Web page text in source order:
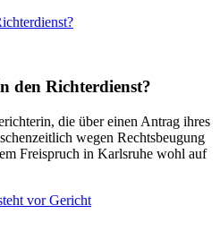
den Richterdienst?
die über einen Antrag ihres
wegen Rechtsbeugung
Freispruch in Karlsruhe wohl auf
vor Gericht